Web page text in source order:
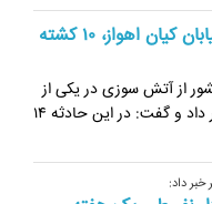
آتش سوزی در خیابان کیان اهواز، ۱۰ کشته
از آتش سوزی در یکی از
خیابان‌های اهواز خبر داد و گفت: در این حادثه ۱۴
داد: